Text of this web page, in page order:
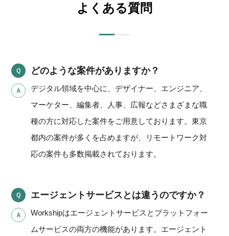
よくある質問
どのような案件がありますか？
デジタル領域を中心に、デザイナー、エンジニア、
マーケター、編集者、人事、広報などさまざまな職
種の方に対応した案件をご用意しております。東京
都内の案件が多くを占めますが、リモートワーク対
応の案件も多数掲載されております。
エージェントサービスとは違うのですか？
Workshipはエージェントサービスとプラットフォー
ムサービスの両方の機能があります。エージェント